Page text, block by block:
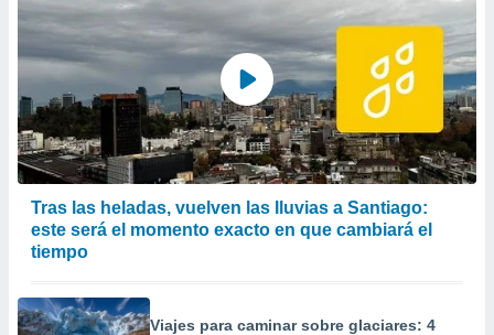
Tras las heladas, vuelven las lluvias a Santiago:
este será el momento exacto en que cambiará el
tiempo
Viajes para caminar sobre glaciares: 4